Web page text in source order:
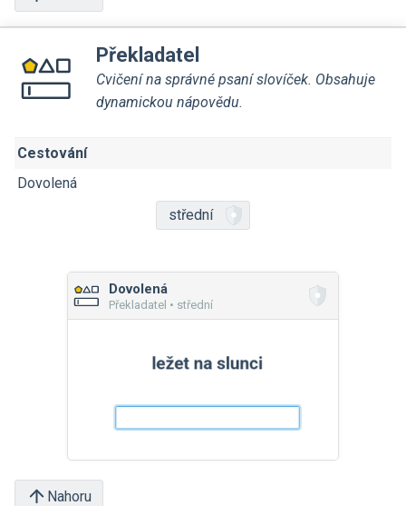
Překladatel
Cvičení na správné psaní slovíček. Obsahuje
dynamickou nápovědu.
Cestování
Dovolená
střední
Dovolená
Překladatel • střední
Nahoru